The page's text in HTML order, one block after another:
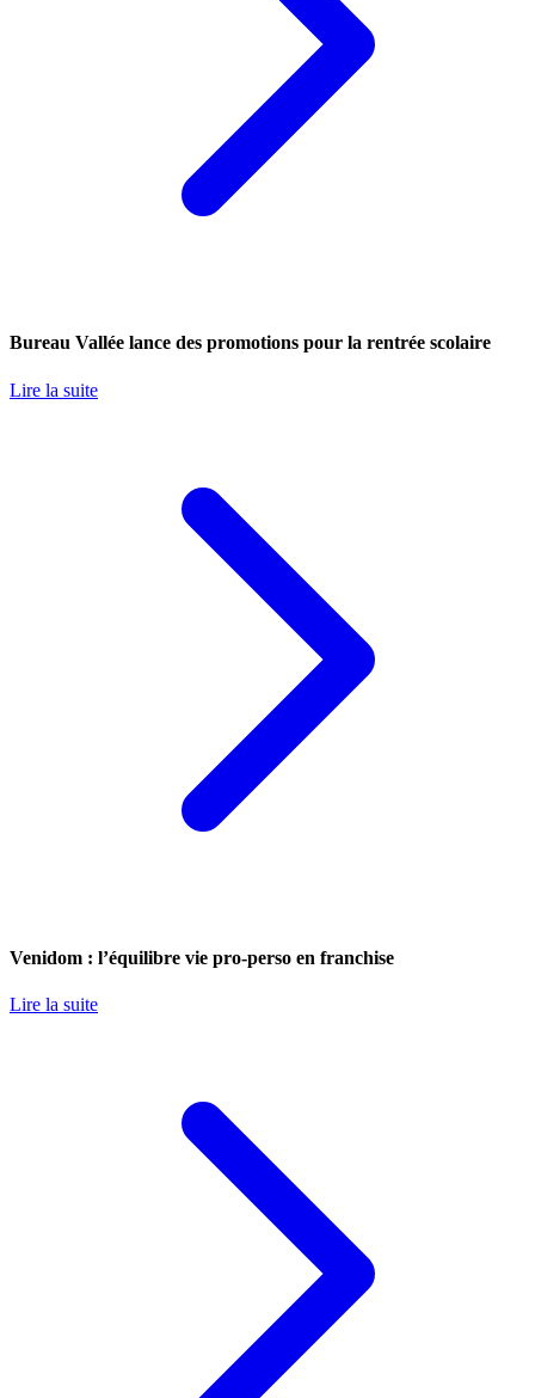
Bureau Vallée lance des promotions pour la rentrée scolaire
Lire la suite
Venidom : l’équilibre vie pro-perso en franchise
Lire la suite